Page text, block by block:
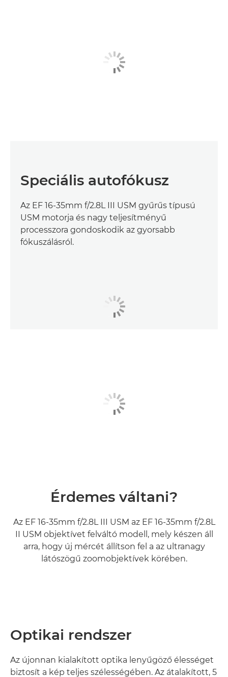
Speciális autofókusz
Az EF 16-35mm f/2.8L III USM gyűrűs típusú
USM motorja és nagy teljesítményű
processzora gondoskodik az gyorsabb
fókuszálásról.
Érdemes váltani?
Az EF 16-35mm f/2.8L III USM az EF 16-35mm f/2.8L
II USM objektívet felváltó modell, mely készen áll
arra, hogy új mércét állítson fel a az ultranagy
látószögű zoomobjektívek körében.
Optikai rendszer
Az újonnan kialakított optika lenyűgöző élességet
biztosít a kép teljes szélességében. Az átalakított, 5